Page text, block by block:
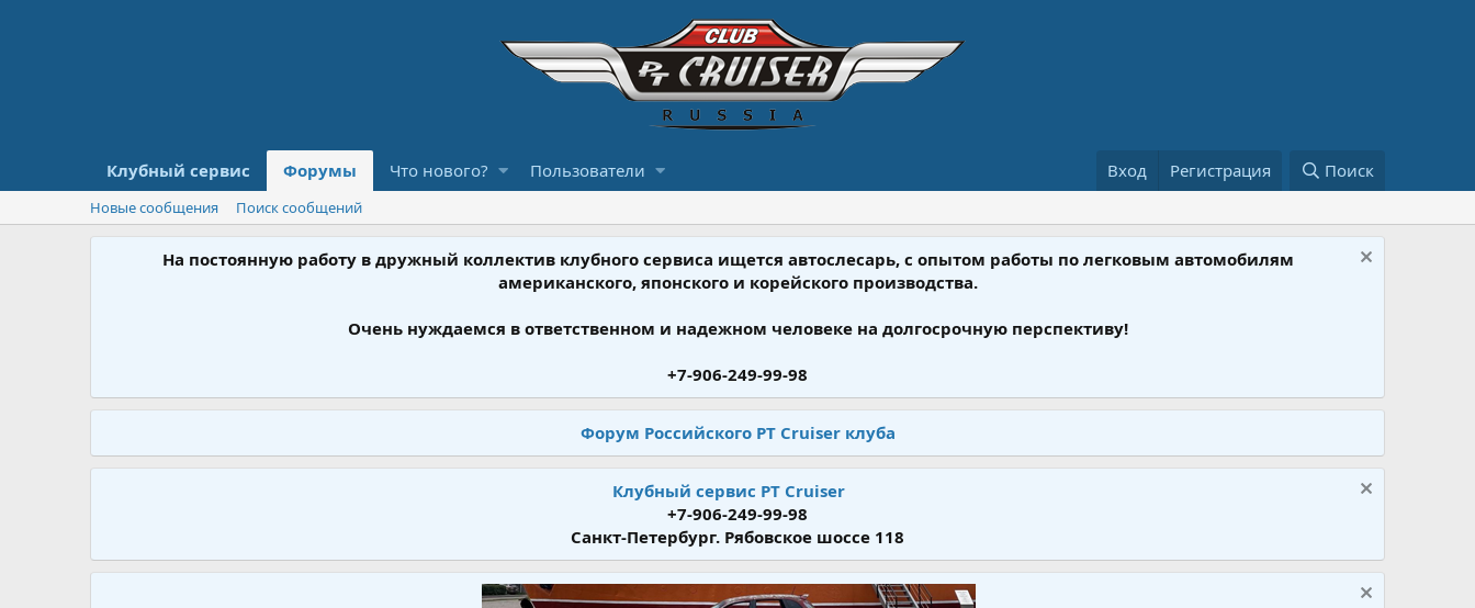
Клубный сервис Форумы Что нового? Пользователи Вход Регистрация Поиск
Новые сообщения Поиск сообщений
На постоянную работу в дружный коллектив клубного сервиса ищется автослесарь, с опытом работы по легковым автомобилям
американского, японского и корейского производства.
Очень нуждаемся в ответственном и надежном человеке на долгосрочную перспективу!
+7-906-249-99-98
Форум Российского PT Cruiser клуба
Клубный сервис PT Cruiser
+7-906-249-99-98
Санкт-Петербург. Рябовское шоссе 118